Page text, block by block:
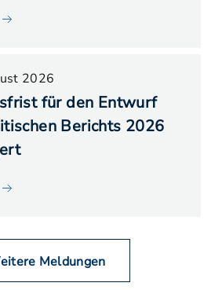
2026
für den Entwurf
Berichts 2026
Meldungen